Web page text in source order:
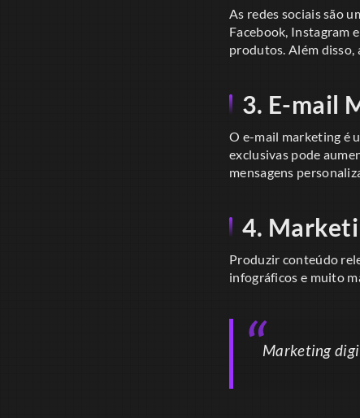
As redes sociais são
Facebook, Instagram
produtos. Além disso,
3. E-mail
O e-mail marketing é
exclusivas pode
mensagens
4.
Produzir conteúdo
infográficos e muito
Marketing